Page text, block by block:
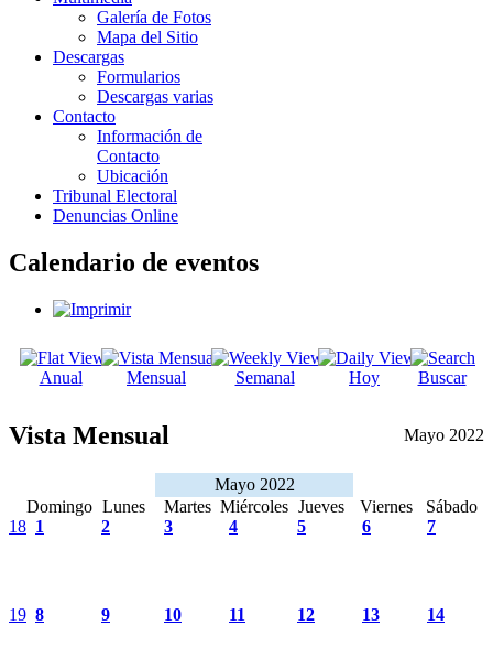
Galería de Fotos
Mapa del Sitio
Descargas
Formularios
Descargas varias
Contacto
Información de
Contacto
Ubicación
Tribunal Electoral
Denuncias Online
Calendario de eventos
Anual Mensual Semanal Hoy Buscar
Vista Mensual Mayo 2022
Mayo 2022
Domingo Lunes Martes Miércoles Jueves Viernes
Sábado
18 1 2 3 4 5 6 7
19 8 9 10 11 12 13 14